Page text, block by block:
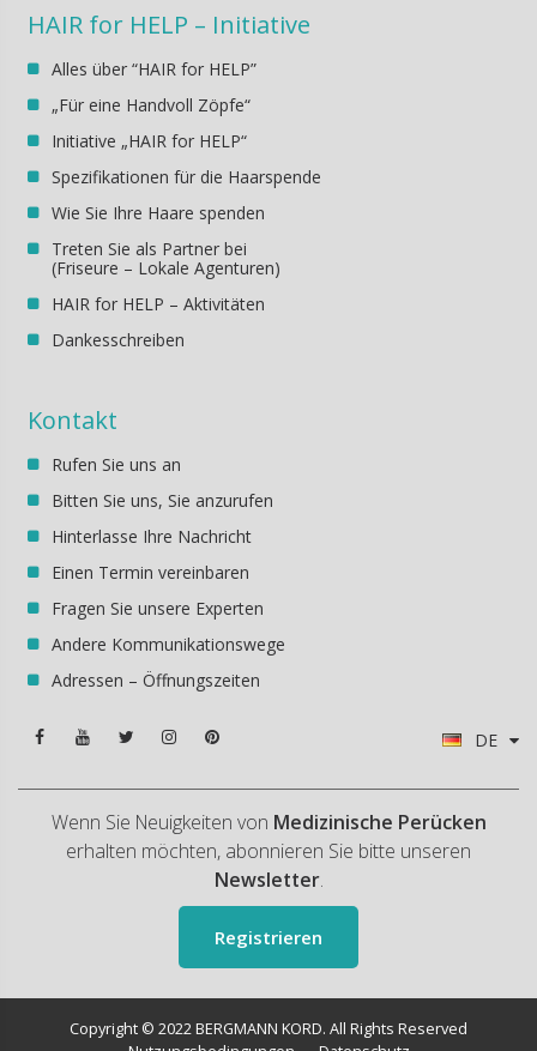
HAIR for HELP – Initiative
Alles über “HAIR for HELP”
„Für eine Handvoll Zöpfe“
Initiative „HAIR for HELP“
Spezifikationen für die Haarspende
Wie Sie Ihre Haare spenden
Treten Sie als Partner bei
(Friseure – Lokale Agenturen)
HAIR for HELP – Aktivitäten
Dankesschreiben
Kontakt
Rufen Sie uns an
Bitten Sie uns, Sie anzurufen
Hinterlasse Ihre Nachricht
Einen Termin vereinbaren
Fragen Sie unsere Experten
Andere Kommunikationswege
Adressen – Öffnungszeiten
DE
Wenn Sie Neuigkeiten von Medizinische Perücken
erhalten möchten, abonnieren Sie bitte unseren
Newsletter.
Registrieren
Copyright © 2022 BERGMANN KORD. All Rights Reserved